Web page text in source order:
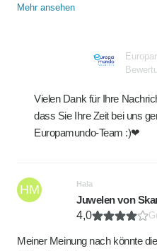
Mehr ansehen
Vielen Dank für Ihre
dass Sie Ihre Zeit bei uns
Europamundo-Team :)❤
HM Hala
Juwelen von
4,0
Meiner Meinung nach könnte